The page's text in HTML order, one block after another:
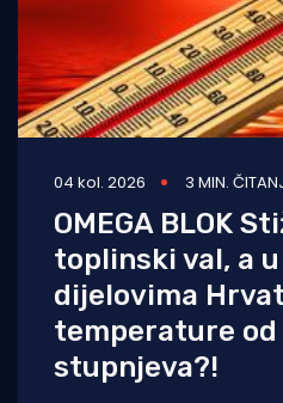
04 kol. 2026 3 MIN.
OMEGA BLOK
toplinski val, a
dijelovima
temperature od
stupnjeva?!